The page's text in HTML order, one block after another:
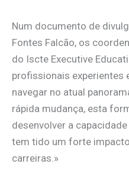
Num documento de
Fontes Falcão, os
do Iscte Executive
profissionais experientes
navegar no atual
rápida mudança, esta
desenvolver a
tem tido um forte
carreiras.»